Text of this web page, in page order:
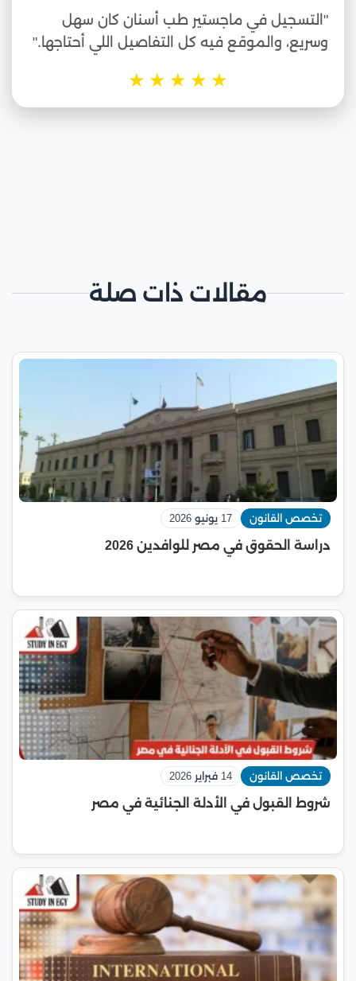
"التسجيل في ماجستير طب أسنان كان سهل
وسريع، والموقع فيه كل التفاصيل اللي أحتاجها."
★
★
★
★
★
مقالات ذات صلة
تخصص القانون 17 يونيو 2026
دراسة الحقوق في مصر للوافدين 2026
تخصص القانون 14 فبراير 2026
شروط القبول في الأدلة الجنائية في مصر